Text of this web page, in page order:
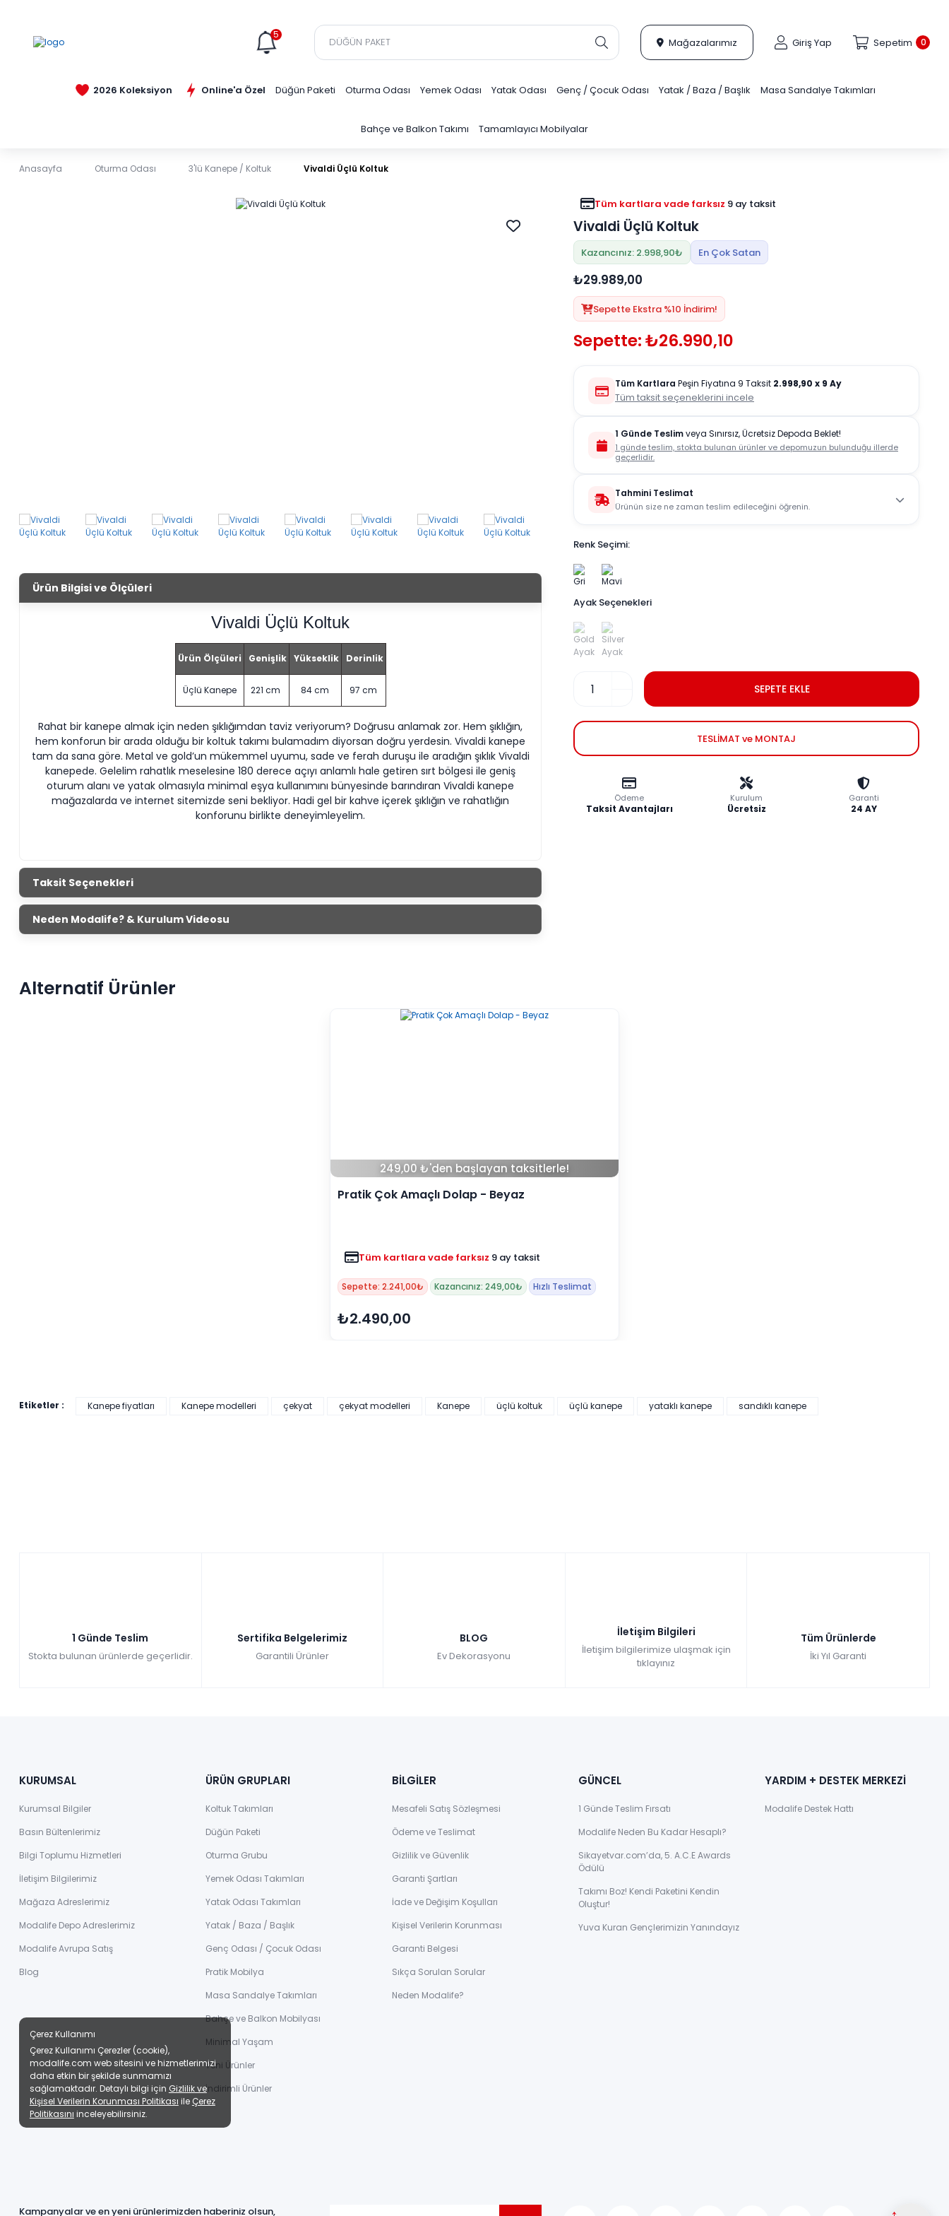
5
Mağazalarımız Giriş Yap 0
Sepetim
2026 Koleksiyon Online'a Özel Düğün Paketi Oturma Odası Yemek Odası Yatak Odası Genç / Çocuk Odası Yatak / Baza / Başlık Masa Sandalye Takımları
Bahçe ve Balkon Takımı Tamamlayıcı Mobilyalar
Anasayfa Oturma Odası 3'lü Kanepe / Koltuk Vivaldi Üçlü Koltuk
Ürün Bilgisi ve Ölçüleri
Vivaldi Üçlü Koltuk
Ürün Ölçüleri Genişlik Yükseklik Derinlik
Üçlü Kanepe 221 cm 84 cm 97 cm
Rahat bir kanepe almak için neden şıklığımdan taviz veriyorum? Doğrusu anlamak zor. Hem şıklığın,
hem konforun bir arada olduğu bir koltuk takımı bulamadım diyorsan doğru yerdesin. Vivaldi kanepe
tam da sana göre. Metal ve gold’un mükemmel uyumu, sade ve ferah duruşu ile aradığın şıklık Vivaldi
kanepede. Gelelim rahatlık meselesine 180 derece açıyı anlamlı hale getiren sırt bölgesi ile geniş
oturum alanı ve yatak olmasıyla minimal eşya kullanımını bünyesinde barındıran Vivaldi kanepe
mağazalarda ve internet sitemizde seni bekliyor. Hadi gel bir kahve içerek şıklığın ve rahatlığın
konforunu birlikte deneyimleyelim.
Taksit Seçenekleri
Neden Modalife? & Kurulum Videosu
Tüm kartlara vade farksız 9 ay taksit
Vivaldi Üçlü Koltuk
Kazancınız: 2.998,90₺ En Çok Satan
₺29.989,00
Sepette Ekstra %10 İndirim!
Sepette: ₺26.990,10
Tüm Kartlara Peşin Fiyatına 9 Taksit 2.998,90 x 9 Ay
Tüm taksit seçeneklerini incele
1 Günde Teslimveya Sınırsız, Ücretsiz Depoda Beklet!
1 günde teslim, stokta bulunan ürünler ve depomuzun bulunduğu illerde
geçerlidir.
Tahmini Teslimat
Ürünün size ne zaman teslim edileceğini öğrenin.
Renk Seçimi:
Ayak Seçenekleri
SEPETE EKLE
TESLİMAT ve MONTAJ
Ödeme
Taksit Avantajları
Kurulum
Ücretsiz
Garanti
24 AY
Alternatif Ürünler
249,00 ₺'den başlayan taksitlerle!
Pratik Çok Amaçlı Dolap - Beyaz
Tüm kartlara vade farksız 9 ay taksit
Sepette: 2.241,00₺ Kazancınız: 249,00₺ Hızlı Teslimat
₺2.490,00
Etiketler : Kanepe fiyatları Kanepe modelleri çekyat çekyat modelleri Kanepe üçlü koltuk üçlü kanepe yataklı kanepe sandıklı kanepe
1 Günde Teslim
Stokta bulunan ürünlerde geçerlidir.
Sertifika Belgelerimiz
Garantili Ürünler
BLOG
Ev Dekorasyonu
İletişim Bilgileri
İletişim bilgilerimize ulaşmak için
tıklayınız
Tüm Ürünlerde
İki Yıl Garanti
KURUMSAL
Kurumsal Bilgiler
Basın Bültenlerimiz
Bilgi Toplumu Hizmetleri
İletişim Bilgilerimiz
Mağaza Adreslerimiz
Modalife Depo Adreslerimiz
Modalife Avrupa Satış
Blog
ÜRÜN GRUPLARI
Koltuk Takımları
Düğün Paketi
Oturma Grubu
Yemek Odası Takımları
Yatak Odası Takımları
Yatak / Baza / Başlık
Genç Odası / Çocuk Odası
Pratik Mobilya
Masa Sandalye Takımları
Bahçe ve Balkon Mobilyası
Minimal Yaşam
Yeni Ürünler
İndirimli Ürünler
BİLGİLER
Mesafeli Satış Sözleşmesi
Ödeme ve Teslimat
Gizlilik ve Güvenlik
Garanti Şartları
İade ve Değişim Koşulları
Kişisel Verilerin Korunması
Garanti Belgesi
Sıkça Sorulan Sorular
Neden Modalife?
GÜNCEL
1 Günde Teslim Fırsatı
Modalife Neden Bu Kadar Hesaplı?
Sikayetvar.com’da, 5. A.C.E Awards
Ödülü
Takımı Boz! Kendi Paketini Kendin
Oluştur!
Yuva Kuran Gençlerimizin Yanındayız
YARDIM + DESTEK MERKEZİ
Modalife Destek Hattı
Kampanyalar ve en yeni ürünlerimizden haberiniz olsun,
Çerez Kullanımı
Çerez Kullanımı Çerezler (cookie),
modalife.com web sitesini ve hizmetlerimizi
daha etkin bir şekilde sunmamızı
sağlamaktadır. Detaylı bilgi için Gizlilik ve
Kişisel Verilerin Korunması Politikası ile Çerez
Politikasını inceleyebilirsiniz.